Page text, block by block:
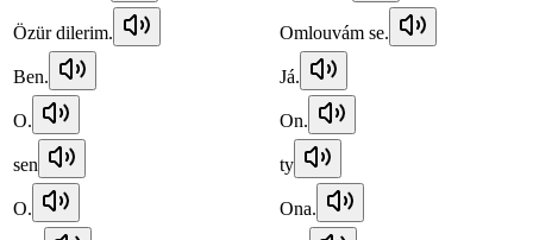
Özür dilerim. Omlouvám se.
Ben. Já.
O. On.
sen ty
O. Ona.